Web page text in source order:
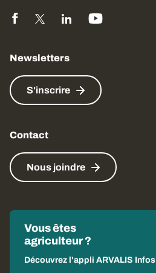
Newsletters
S'inscrire
Contact
Nous joindre
Vous êtes
agriculteur ?
Découvrez l'appli ARVALIS Infos